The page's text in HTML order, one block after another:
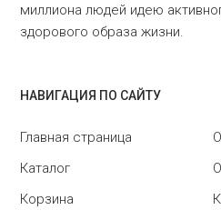
миллиона людей идею
здорового образа жизни.
НАВИГАЦИЯ ПО САЙТУ
Главная страница
Каталог
Корзина